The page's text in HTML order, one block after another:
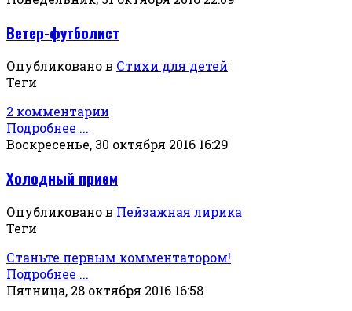
Ветер-футболист
Опубликовано в Стихи для детей
Теги
2 комментарии
Подробнее ...
Воскресенье, 30 октября 2016 16:29
Холодный прием
Опубликовано в Пейзажная лирика
Теги
Станьте первым комментатором!
Подробнее ...
Пятница, 28 октября 2016 16:58